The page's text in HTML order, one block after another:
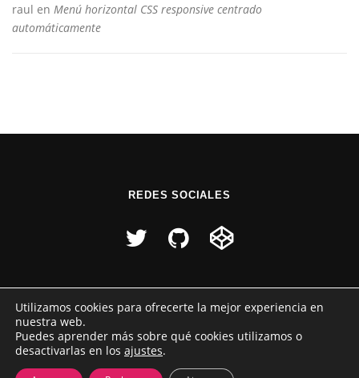
raul en Menú horizontal CSS responsive centrado
automáticamente
REDES SOCIALES
Copyright © 2026 Raúl Pérez
FameThemes
Utilizamos cookies para ofrecerte la mejor experiencia en
nuestra web.
Puedes aprender más sobre qué cookies utilizamos o
desactivarlas en los ajustes.